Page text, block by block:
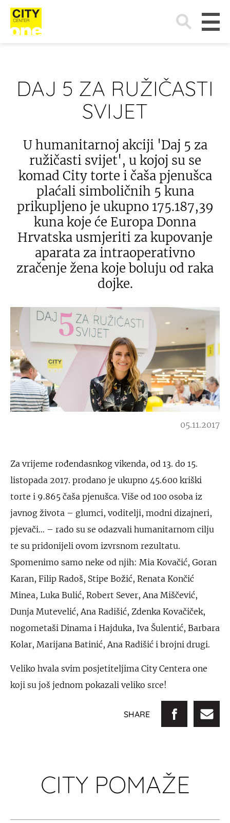
Search
for:
DAJ 5 ZA RUŽIČASTI
SVIJET
U humanitarnoj akciji 'Daj 5 za
ružičasti svijet', u kojoj su se
komad City torte i čaša pjenušca
plaćali simboličnih 5 kuna
prikupljeno je ukupno 175.187,39
kuna koje će Europa Donna
Hrvatska usmjeriti za kupovanje
aparata za intraoperativno
zračenje žena koje boluju od raka
dojke.
05.11.2017
Za vrijeme rođendasnkog vikenda, od 13. do 15.
listopada 2017. prodano je ukupno 45.600 kriški
torte i 9.865 čaša pjenušca. Više od 100 osoba iz
javnog života – glumci, voditelji, modni dizajneri,
pjevači… – rado su se odazvali humanitarnom cilju
te su pridonijeli ovom izvrsnom rezultatu.
Spomenimo samo neke od njih: Mia Kovačić, Goran
Karan, Filip Radoš, Stipe Božić, Renata Končić
Minea, Luka Bulić, Robert Sever, Ana Miščević,
Dunja Mutevelić, Ana Radišić, Zdenka Kovačiček,
nogometaši Dinama i Hajduka, Iva Šulentić, Barbara
Kolar, Marijana Batinić, Ana Radišić i brojni drugi.
Veliko hvala svim posjetiteljima City Centera one
koji su još jednom pokazali veliko srce!
SHARE
CITY POMAŽE